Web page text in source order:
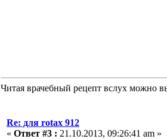
Читая врачебный рецепт вслух можно
Re: для rotax 912
« Ответ #3 : 21.10.2013, 09:26:41 am »